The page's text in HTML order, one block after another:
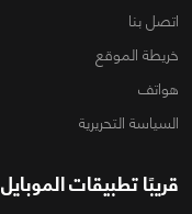
اتصل بنا
خريطة الموقع
هواتف
السياسة التحريرية
قريبًا تطبيقات الموبايل